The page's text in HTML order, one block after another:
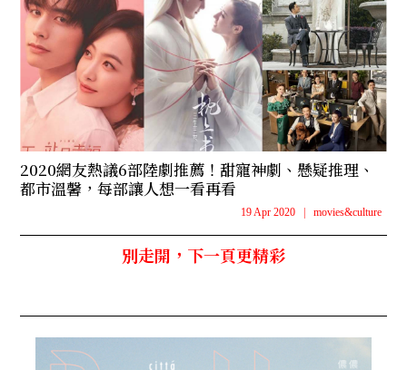
2020網友熱議6部陸劇推薦！甜寵神劇、懸疑推理、
都市溫馨，每部讓人想一看再看
19 Apr 2020 | movies&culture
別走開，下一頁更精彩